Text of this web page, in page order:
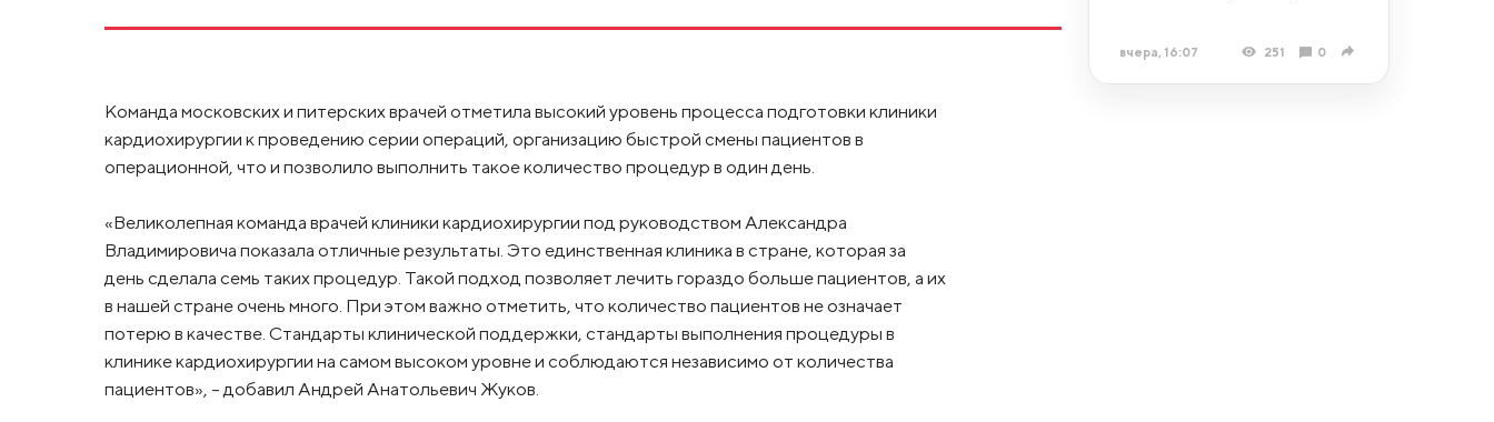
Команда московских и питерских врачей отметила высокий уровень процесса подготовки клиники
кардиохирургии к проведению серии операций, организацию быстрой смены пациентов в
операционной, что и позволило выполнить такое количество процедур в один день.
«Великолепная команда врачей клиники кардиохирургии под руководством Александра
Владимировича показала отличные результаты. Это единственная клиника в стране, которая за
день сделала семь таких процедур. Такой подход позволяет лечить гораздо больше пациентов, а их
в нашей стране очень много. При этом важно отметить, что количество пациентов не означает
потерю в качестве. Стандарты клинической поддержки, стандарты выполнения процедуры в
клинике кардиохирургии на самом высоком уровне и соблюдаются независимо от количества
пациентов», – добавил Андрей Анатольевич Жуков.
вчера, 16:07 251 0